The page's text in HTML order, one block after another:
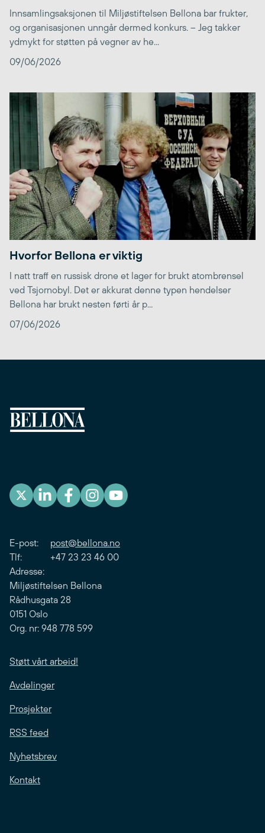
Innsamlingsaksjonen til Miljøstiftelsen Bellona bar frukter,
og organisasjonen unngår dermed konkurs. – Jeg takker
ydmykt for støtten på vegner av he...
09/06/2026
Hvorfor Bellona er viktig
I natt traff en russisk drone et lager for brukt atombrensel
ved Tsjornobyl. Det er akkurat denne typen hendelser
Bellona har brukt nesten førti år p...
07/06/2026
E-post: post@bellona.no
Tlf: +47 23 23 46 00
Adresse:
Miljøstiftelsen Bellona
Rådhusgata 28
0151 Oslo
Org. nr: 948 778 599
Støtt vårt arbeid!
Avdelinger
Prosjekter
RSS feed
Nyhetsbrev
Kontakt